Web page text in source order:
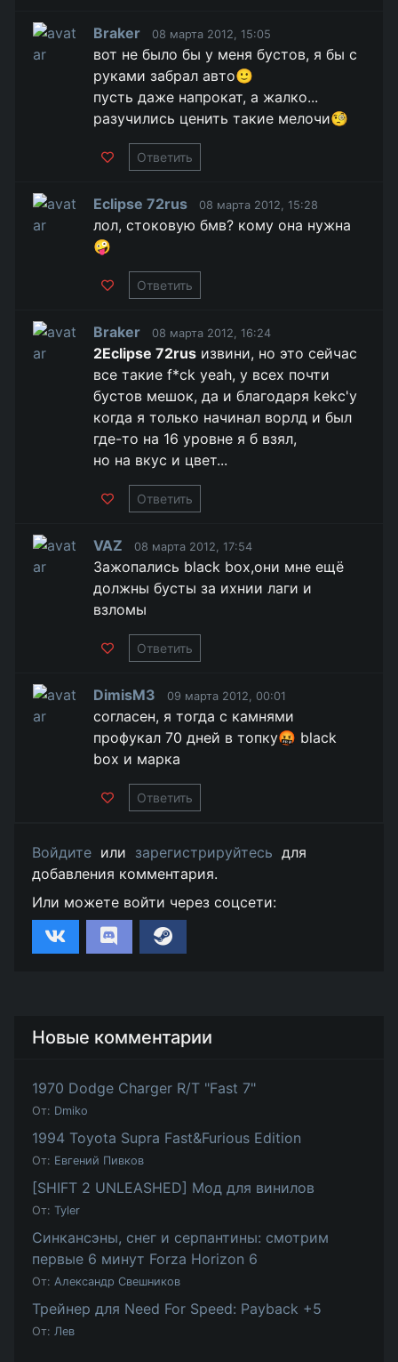
Braker 08 марта 2012, 15:05
вот не было бы у меня бустов, я бы с
руками забрал авто🙂
пусть даже напрокат, а жалко...
разучились ценить такие мелочи🧐
Ответить
Eclipse 72rus 08 марта 2012, 15:28
лол, стоковую бмв? кому она нужна
🤪
Ответить
Braker 08 марта 2012, 16:24
2Eclipse 72rus извини, но это сейчас
все такие f*ck yeah, у всех почти
бустов мешок, да и благодаря kekc'у
когда я только начинал ворлд и был
где-то на 16 уровне я б взял,
но на вкус и цвет...
Ответить
VAZ 08 марта 2012, 17:54
Зажопались black box,они мне ещё
должны бусты за ихнии лаги и
взломы
Ответить
DimisM3 09 марта 2012, 00:01
согласен, я тогда с камнями
профукал 70 дней в топку🤬 black
box и марка
Ответить
Войдите или зарегистрируйтесь для
добавления комментария.
Или можете войти через соцсети:
Новые комментарии
1970 Dodge Charger R/T "Fast 7"
От: Dmiko
1994 Toyota Supra Fast&Furious Edition
От: Евгений Пивков
[SHIFT 2 UNLEASHED] Мод для винилов
От: Tyler
Синкансэны, снег и серпантины: смотрим
первые 6 минут Forza Horizon 6
От: Александр Свешников
Трейнер для Need For Speed: Payback +5
От: Лев